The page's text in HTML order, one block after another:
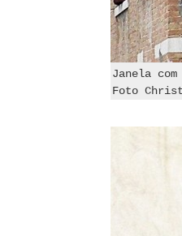
Janela
Foto